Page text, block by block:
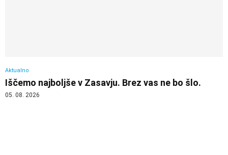
Aktualno
Iščemo najboljše v Zasavju. Brez vas ne bo šlo.
05. 08. 2026